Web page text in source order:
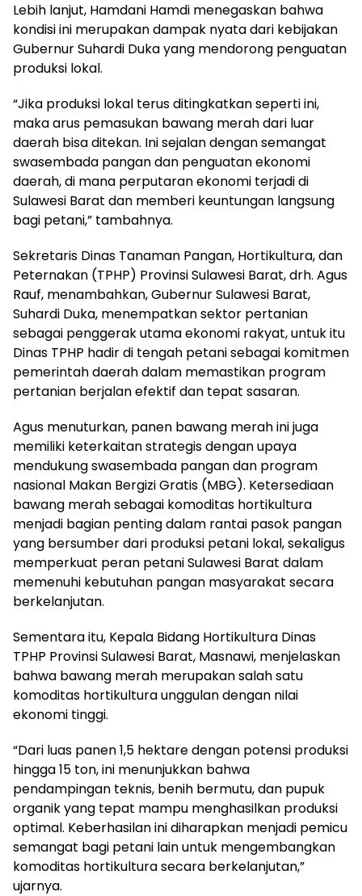
Lebih lanjut, Hamdani Hamdi menegaskan bahwa
kondisi ini merupakan dampak nyata dari kebijakan
Gubernur Suhardi Duka yang mendorong penguatan
produksi lokal.
“Jika produksi lokal terus ditingkatkan seperti ini,
maka arus pemasukan bawang merah dari luar
daerah bisa ditekan. Ini sejalan dengan semangat
swasembada pangan dan penguatan ekonomi
daerah, di mana perputaran ekonomi terjadi di
Sulawesi Barat dan memberi keuntungan langsung
bagi petani,” tambahnya.
Sekretaris Dinas Tanaman Pangan, Hortikultura, dan
Peternakan (TPHP) Provinsi Sulawesi Barat, drh. Agus
Rauf, menambahkan, Gubernur Sulawesi Barat,
Suhardi Duka, menempatkan sektor pertanian
sebagai penggerak utama ekonomi rakyat, untuk itu
Dinas TPHP hadir di tengah petani sebagai komitmen
pemerintah daerah dalam memastikan program
pertanian berjalan efektif dan tepat sasaran.
Agus menuturkan, panen bawang merah ini juga
memiliki keterkaitan strategis dengan upaya
mendukung swasembada pangan dan program
nasional Makan Bergizi Gratis (MBG). Ketersediaan
bawang merah sebagai komoditas hortikultura
menjadi bagian penting dalam rantai pasok pangan
yang bersumber dari produksi petani lokal, sekaligus
memperkuat peran petani Sulawesi Barat dalam
memenuhi kebutuhan pangan masyarakat secara
berkelanjutan.
Sementara itu, Kepala Bidang Hortikultura Dinas
TPHP Provinsi Sulawesi Barat, Masnawi, menjelaskan
bahwa bawang merah merupakan salah satu
komoditas hortikultura unggulan dengan nilai
ekonomi tinggi.
“Dari luas panen 1,5 hektare dengan potensi produksi
hingga 15 ton, ini menunjukkan bahwa
pendampingan teknis, benih bermutu, dan pupuk
organik yang tepat mampu menghasilkan produksi
optimal. Keberhasilan ini diharapkan menjadi pemicu
semangat bagi petani lain untuk mengembangkan
komoditas hortikultura secara berkelanjutan,”
ujarnya.